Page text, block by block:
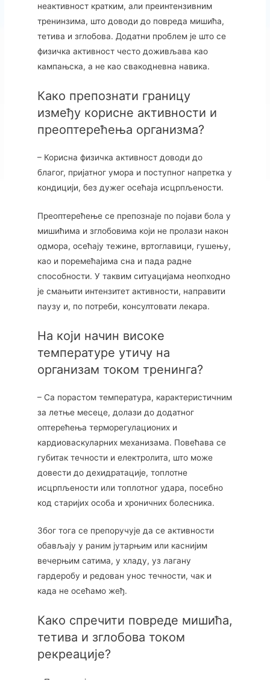
неактивност кратким, али преинтензивним
тренинзима, што доводи до повреда мишића,
тетива и зглобова. Додатни проблем је што се
физичка активност често доживљава као
кампањска, а не као свакодневна навика.
Како препознати границу
између корисне активности и
преоптерећења организма?
– Корисна физичка активност доводи до
благог, пријатног умора и поступног напретка у
кондицији, без дужег осећаја исцрпљености.
Преоптерећење се препознаје по појави бола у
мишићима и зглобовима који не пролази након
одмора, осећају тежине, вртоглавици, гушењу,
као и поремећајима сна и пада радне
способности. У таквим ситуацијама неопходно
је смањити интензитет активности, направити
паузу и, по потреби, консултовати лекара.
На који начин високе
температуре утичу на
организам током тренинга?
– Са порастом температура, карактеристичним
за летње месеце, долази до додатног
оптерећења терморегулационих и
кардиоваскуларних механизама. Повећава се
губитак течности и електролита, што може
довести до дехидратације, топлотне
исцрпљености или топлотног удара, посебно
код старијих особа и хроничних болесника.
Због тога се препоручује да се активности
обављају у раним јутарњим или каснијим
вечерњим сатима, у хладу, уз лагану
гардеробу и редован унос течности, чак и
када не осећамо жеђ.
Како спречити повреде мишића,
тетива и зглобова током
рекреације?